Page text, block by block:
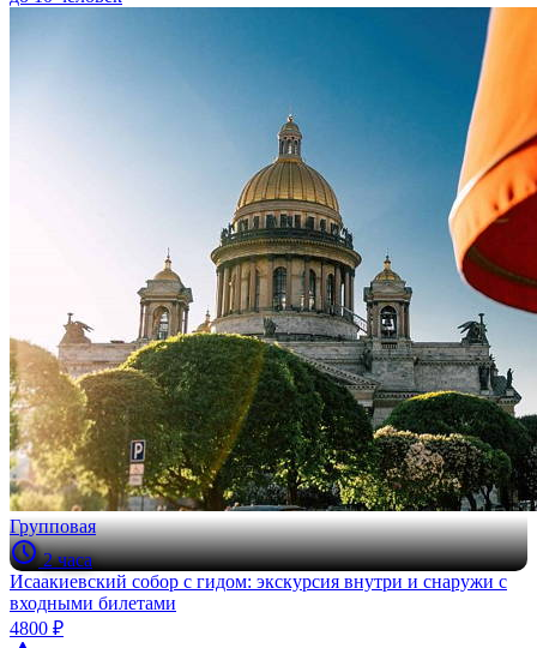
Групповая
2 часа
Исаакиевский собор с гидом: экскурсия внутри и снаружи с
входными билетами
4800 ₽